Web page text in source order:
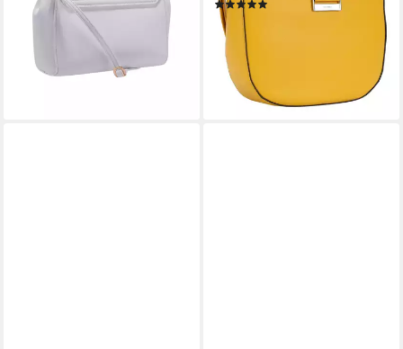
Festive
53,19 €
UVP69,99 €
-24%
lieferbar - in 2-3 Werktagen bei dir
39,59 €
-34%
lieferbar - in 2-3 Werktagen bei dir